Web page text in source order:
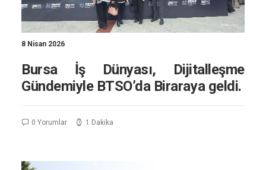
Site içi arama
8 Nisan 2026
Bursa İş Dünyası, Dijitalleşme
Gündemiyle BTSO’da Biraraya geldi.
0 Yorumlar 1 Dakika